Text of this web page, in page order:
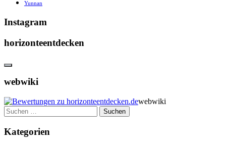
Yunnan
Instagram
horizonteentdecken
webwiki
webwiki
Suchen
nach:
Kategorien